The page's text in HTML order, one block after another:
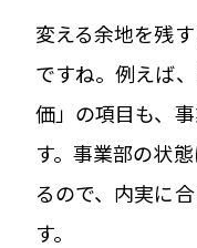
変える余地を残
ですね。例えば
価」の項目も、
す。事業部の状
るので、内実に
す。